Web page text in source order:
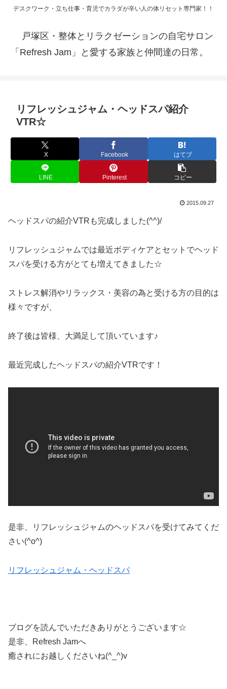
デスクワーク・立ち仕事・育児でカラダが辛い人の体リセット専門家！！
戸塚区・整体とリラクゼーションの自宅サロン
「Refresh Jam」と愛する家族と仲間達の日常。
リフレッシュジャム・ヘッドスパ紹介
VTR☆
X Facebook はてブ
LINE Pinterest コピー
2015.09.27
ヘッドスパの紹介VTRも完成しました(^^)/
リフレッシュジャムでは最近ボディケアとセットでヘッド
スパを受ける方がとても増えてきました☆
ストレス解消やリラックス・美容の為と受ける方の目的は
様々ですが、
終了後は皆様、大満足して頂いています♪
最近完成したヘッドスパの紹介VTRです！
是非、リフレッシュジャムのヘッドスパを受けてみてくだ
さい(^o^)
リフレッシュジャム・ヘッドスパ
ブログを読んでいただきありがとうございます☆
是非、Refresh Jamへ
癒されにお越しくださいね(^_^)v